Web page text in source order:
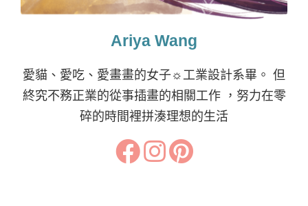
Ariya Wang
愛貓、愛吃、愛畫畫的女子☼工業設計系畢。 但
終究不務正業的從事插畫的相關工作 ，努力在零
碎的時間裡拼湊理想的生活